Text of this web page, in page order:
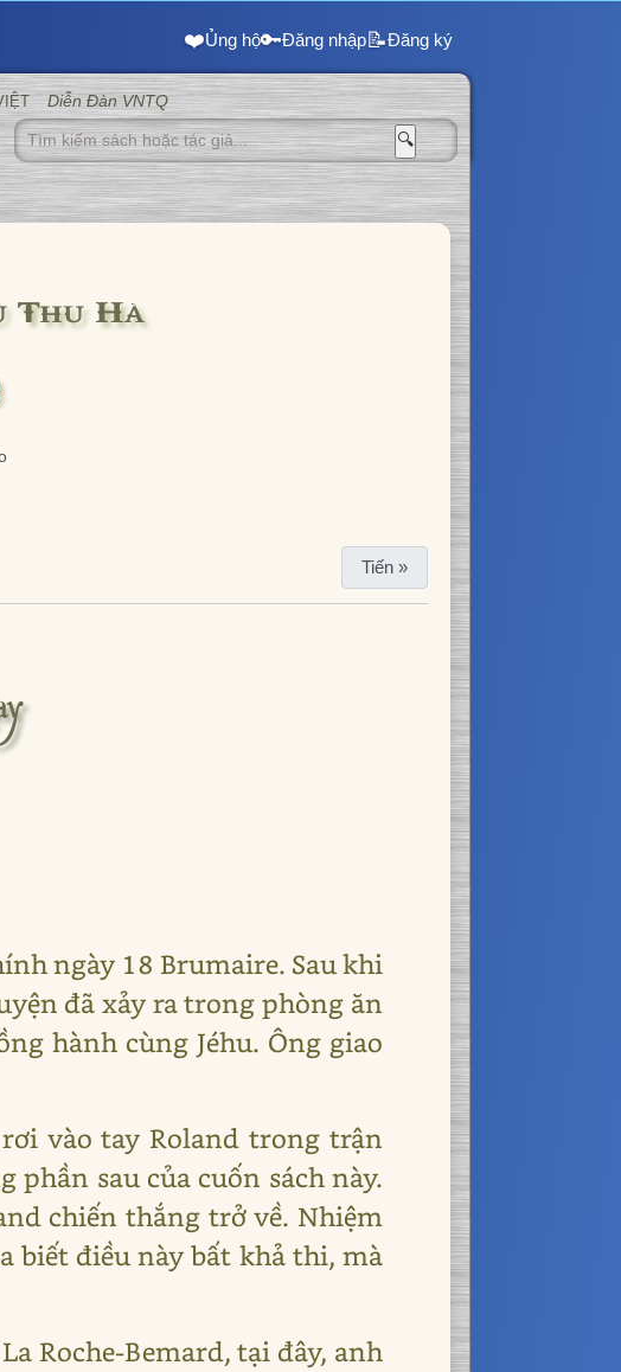
❤️Ủng hộ🔑Đăng nhập📝Đăng ký
Diễn Đàn VNTQ
🔍
Thu Hà
Tiến »
ngày 18 Brumaire. Sau khi
đã xảy ra trong phòng ăn
hành cùng Jéhu. Ông giao
vào tay Roland trong trận
sau của cuốn sách này.
chiến thắng trở về. Nhiệm
biết điều này bất khả thi, mà
Roche-Bemard, tại đây, anh